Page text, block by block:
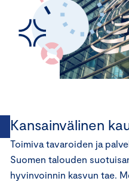
Kansainvälinen
Toimiva tavaroiden ja
Suomen talouden
hyvinvoinnin kasvun tae.